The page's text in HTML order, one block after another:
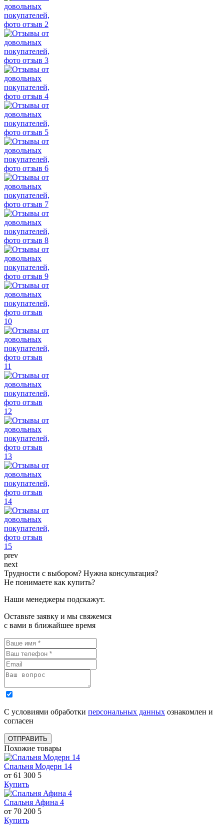
prev
next
Трудности с выбором? Нужна консультация?
Не понимаете как купить?
Наши менеджеры подскажут.
Оставьте заявку и мы свяжемся
с вами в ближайшее время
С условиями обработки персональных данных ознакомлен и
согласен
ОТПРАВИТЬ
Похожие товары
Спальня Модерн 14
от 61 300 5
Купить
Спальня Афина 4
от 70 200 5
Купить